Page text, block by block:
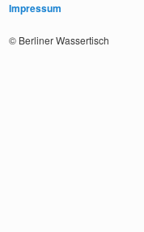
Impressum
© Berliner Wassertisch